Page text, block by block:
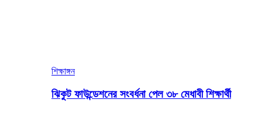
শিক্ষাঙ্গন
ঝিকুট ফাউন্ডেশনের সংবর্ধনা পেল ৩৮ মেধাবী শিক্ষার্থী